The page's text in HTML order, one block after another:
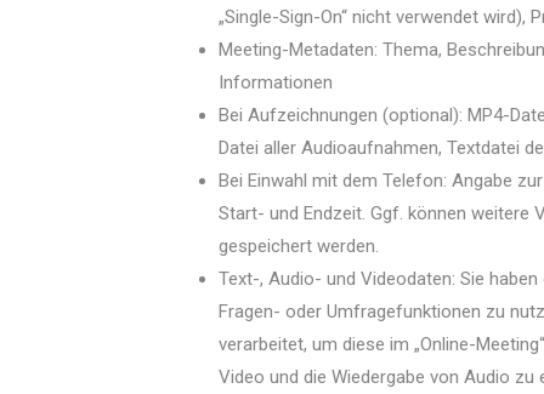
„Single-Sign-On“ nicht verwendet wird),
Meeting-Metadaten: Thema,
Informationen
Bei Aufzeichnungen (optional): MP4-
Datei aller Audioaufnahmen, Textdatei
Bei Einwahl mit dem Telefon: Angabe
Start- und Endzeit. Ggf. können weitere
gespeichert werden.
Text-, Audio- und Videodaten: Sie
Fragen- oder Umfragefunktionen zu
verarbeitet, um diese im „Online-
Video und die Wiedergabe von Audio